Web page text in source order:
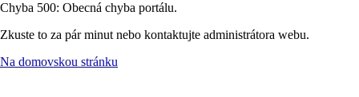
Chyba 500: Obecná chyba portálu.
Zkuste to za pár minut nebo kontaktujte administrátora webu.
Na domovskou stránku